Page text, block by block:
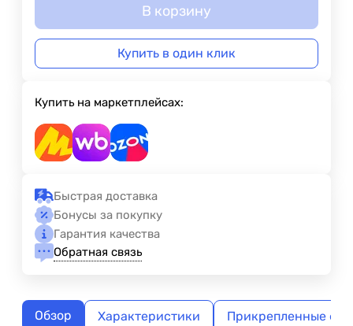
В корзину
Купить в один клик
Купить на маркетплейсах:
Быстрая доставка
Бонусы за покупку
Гарантия качества
Обратная связь
Обзор Характеристики Прикрепленные